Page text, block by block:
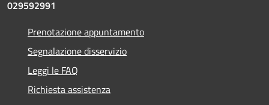
029592991
Prenotazione appuntamento
Segnalazione disservizio
Leggi le FAQ
Richiesta assistenza